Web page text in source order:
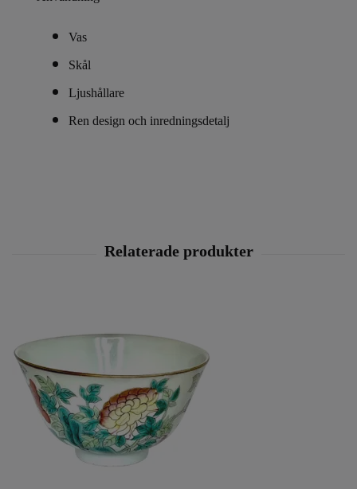
Vas
Skål
Ljushållare
Ren design och inredningsdetalj